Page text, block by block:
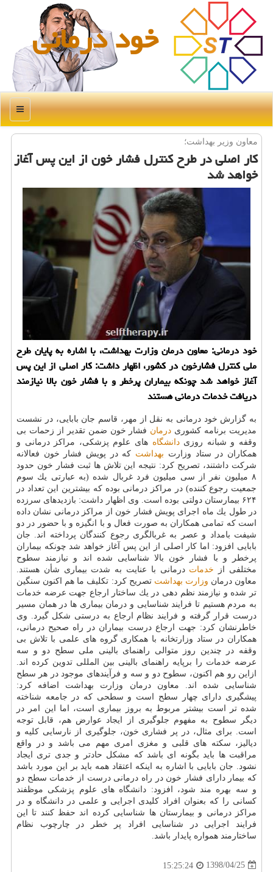
خود درمانی
منو
معاون وزیر بهداشت؛
كار اصلی در طرح كنترل فشار خون از این پس آغاز
خواهد شد
خود درمانی: معاون درمان وزارت بهداشت، با اشاره به پایان طرح
ملی كنترل فشارخون در كشور، اظهار داشت: كار اصلی از این پس
آغاز خواهد شد چونكه بیماران پرخطر و با فشار خون بالا نیازمند
دریافت خدمات درمانی هستند
به گزارش خود درمانی به نقل از مهر، قاسم جان بابایی، در نشست
مدیریت برنامه كشوری درمان فشار خون ضمن تقدیر از زحمات بی
وقفه و شبانه روزیدانشگاه های علوم پزشكی، مراكز درمانی و
همكاران در ستاد وزارت بهداشت كه در پویش فشار خون فعالانه
شركت داشتند، تصریح كرد: نتیجه این تلاش ها ثبت فشار خون حدود
۸ میلیون نفر از سی میلیون فرد غربال شده (به عبارتی یك سوم
جمعیت رجوع كننده) در مراكز درمانی بوده كه بیشترین این تعداد در
۶۲۴ بیمارستان دولتی بوده است. وی اظهار داشت: بازدیدهای سرزده
در طول یك ماه اجرای پویش فشار خون از مراكز درمانی نشان داده
است كه تمامی همكاران به صورت فعال و با انگیزه و با حضور در دو
شیفت بامداد و عصر به غربالگری رجوع كنندگان پرداخته اند. جان
بابایی افزود: اما كار اصلی از این پس آغاز خواهد شد چونكه بیماران
پرخطر و با فشار خون بالا شناسایی شده اند و نیازمند سطوح
مختلفی از خدمات درمانی با عنایت به شدت بیماری شأن هستند.
معاون درمان وزارت بهداشت تصریح كرد: تكلیف ما هم اكنون سنگین
تر شده و نیازمند نظم دهی در یك ساختار ارجاع جهت عرضه خدمات
به مردم هستیم تا فرایند شناسایی و درمان بیماری ها در همان مسیر
درست قرار گرفته و فرایند نظام ارجاع به درستی شكل گیرد. وی
خاطرنشان كرد: جهت ارجاع درست بیماران در راه صحیح درمانی،
همكاران در ستاد وزارتخانه با همكاری گروه های علمی با تلاش بی
وقفه در چندین روز متوالی راهنمای بالینی ملی سطح دو و سه
عرضه خدمات را برپایه راهنمای بالینی بین المللی تدوین كرده اند.
ازاین رو هم اكنون، سطوح دو و سه و فرآیندهای موجود در هر سطح
شناسایی شده اند. معاون درمان وزارت بهداشت اضافه كرد:
پیشگیری دارای چهار سطح است و سطحی كه در جامعه شناخته
شده تر است بیشتر مربوط به بروز بیماری است، اما این امر در
دیگر سطوح به مفهوم جلوگیری از ایجاد عوارض هم، قابل توجه
است. برای مثال، در پر فشاری خون، جلوگیری از نارسایی كلیه و
دیالیز، سكته های قلبی و مغزی امری مهم می باشد و در واقع
مراقبت ها باید بگونه ای باشد كه مشكل حادتر و جدی تری ایجاد
نشود. جان بابایی با اشاره به اینكه اعتقاد همه باید بر این مورد باشد
كه بیمار دارای فشار خون در راه درمانی درست از خدمات سطح دو
و سه بهره مند شود، افزود: دانشگاه های علوم پزشكی موظفند
كسانی را كه بعنوان افراد كلیدی اجرایی و علمی در دانشگاه و در
مراكز درمانی و بیمارستان ها شناسایی كرده اند حفظ كنند تا این
فرایند اجرایی در شناسایی افراد پر خطر در چارچوب نظام
ساختارمند همواره پایدار باشد.
1398/04/25
15:25:24